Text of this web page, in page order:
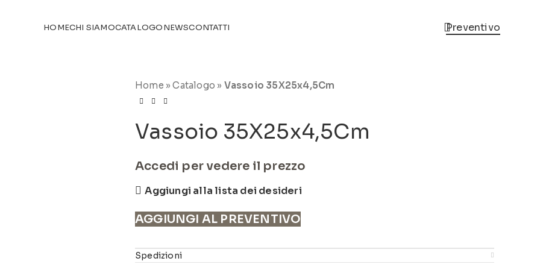
HOMECHI SIAMOCATALOGONEWSCONTATTI Preventivo
Home »Catalogo » Vassoio 35X25x4,5Cm
Vassoio 35X25x4,5Cm
Accedi per vedere il prezzo
Aggiungi alla lista dei desideri
AGGIUNGI AL PREVENTIVO
Spedizioni